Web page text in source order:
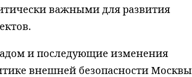
важными для развития
и последующие изменения
внешней безопасности Москвы